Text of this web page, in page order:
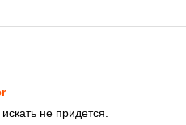
не придется.